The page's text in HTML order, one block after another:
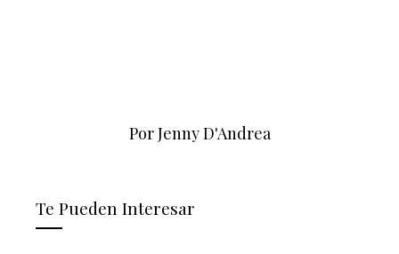
Por Jenny D'Andrea
Te Pueden Interesar